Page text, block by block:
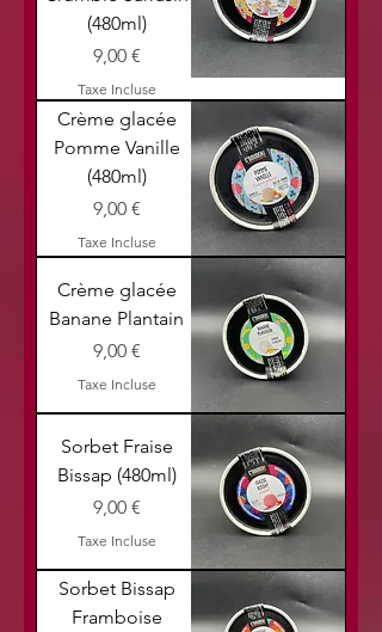
(480ml)
Prix
9,00 €
Taxe Incluse
Crème glacée
Pomme Vanille
(480ml)
Prix
9,00 €
Taxe Incluse
Crème glacée
Banane Plantain
Prix
9,00 €
Taxe Incluse
Sorbet Fraise
Bissap (480ml)
Prix
9,00 €
Taxe Incluse
Sorbet Bissap
Framboise